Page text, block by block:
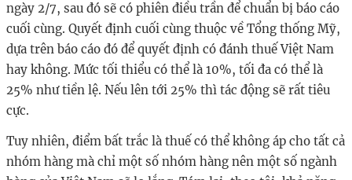
ngày 2/7, sau đó sẽ có phiên điều trần để chuẩn bị báo cáo
cuối cùng. Quyết định cuối cùng thuộc về Tổng thống Mỹ,
dựa trên báo cáo đó để quyết định có đánh thuế Việt Nam
hay không. Mức tối thiểu có thể là 10%, tối đa có thể là
25% như tiền lệ. Nếu lên tới 25% thì tác động sẽ rất tiêu
cực.
Tuy nhiên, điểm bất trắc là thuế có thể không áp cho tất cả
nhóm hàng mà chỉ một số nhóm hàng nên một số ngành